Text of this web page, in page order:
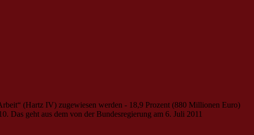
(Hartz IV) zugewiesen werden - 18,9 Prozent (880 Millionen Euro)
Das geht aus dem von der Bundesregierung am 6. Juli 2011